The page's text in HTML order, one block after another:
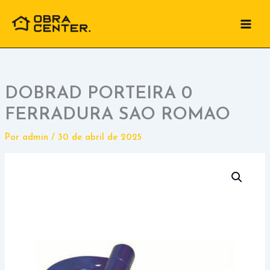
para
conteúdo
DOBRAD PORTEIRA 0
FERRADURA SAO ROMAO
Por admin / 30 de abril de 2025